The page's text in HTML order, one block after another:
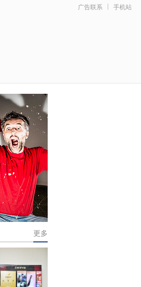
手机站
广告联系
更多